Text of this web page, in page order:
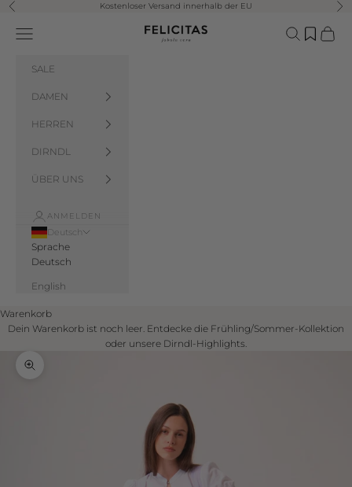
Zum Inhalt springen
Zurück Kostenloser Versand innerhalb der EU Vor
Felicitas Salzburg
Menü Suchen
SALE
DAMEN
HERREN
DIRNDL
ÜBER UNS
ANMELDEN
Deutsch
Sprache
Deutsch
English
Warenkorb
Dein Warenkorb ist noch leer. Entdecke die Frühling/Sommer-Kollektion
oder unsere Dirndl-Highlights.
Bild vergrößern